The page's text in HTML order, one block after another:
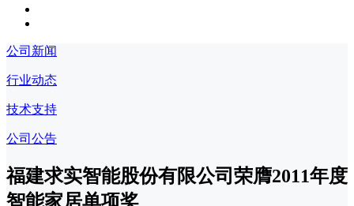
公司新闻
行业动态
技术支持
公司公告
福建求实智能股份有限公司荣膺2011年度
智能家居单项奖